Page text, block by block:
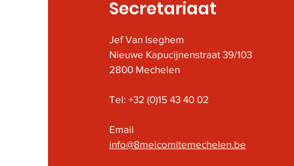
Secretariaat
Jef Van Iseghem
Nieuwe Kapucijnenstraat 39/103
2800 Mechelen
Tel: +32 (0)15 43 40 02
Email
info@8meicomitemechelen.be